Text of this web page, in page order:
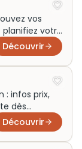
vos
planifiez votre
Découvrir
: infos prix,
dès
Découvrir